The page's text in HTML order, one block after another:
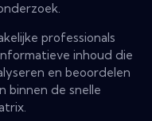
professionals
inhoud die
en beoordelen
binnen de snelle